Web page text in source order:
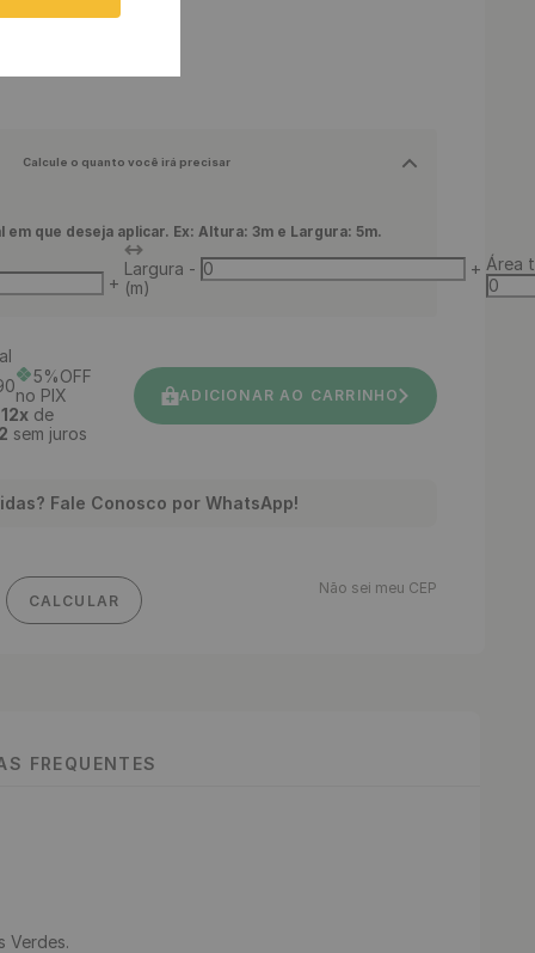
Calcule o quanto você irá precisar
em que deseja aplicar. Ex: Altura: 3m e Largura: 5m.
+
Largura
(m)
- + Área
5%OFF
no PIX
12xde
sem juros
ADICIONAR AO CARRINHO
Fale Conosco por WhatsApp!
CALCULAR
Não sei meu CEP
FREQUENTES
Verdes.